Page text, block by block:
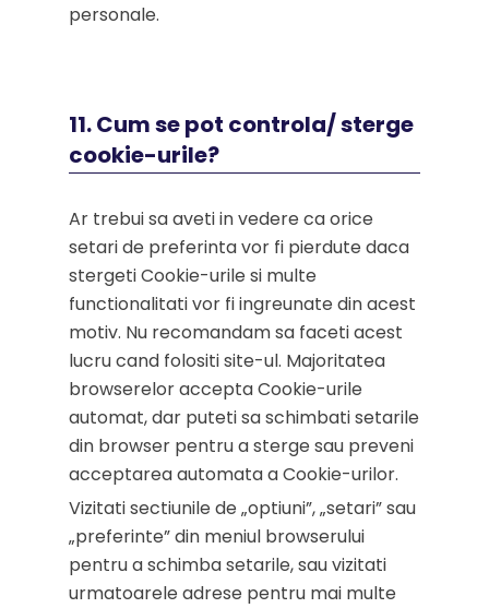
personale.
11. Cum se pot controla/ sterge
cookie-urile?
Ar trebui sa aveti in vedere ca orice
setari de preferinta vor fi pierdute daca
stergeti Cookie-urile si multe
functionalitati vor fi ingreunate din acest
motiv. Nu recomandam sa faceti acest
lucru cand folositi site-ul. Majoritatea
browserelor accepta Cookie-urile
automat, dar puteti sa schimbati setarile
din browser pentru a sterge sau preveni
acceptarea automata a Cookie-urilor.
Vizitati sectiunile de „optiuni”, „setari” sau
„preferinte” din meniul browserului
pentru a schimba setarile, sau vizitati
urmatoarele adrese pentru mai multe